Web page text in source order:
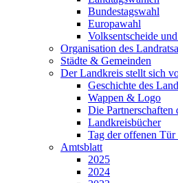
Bundestagswahl
Europawahl
Volksentscheide
Organisation des
Städte & Gemeinden
Der Landkreis stellt sich
Geschichte des
Wappen & Logo
Die Partnerschaften
Landkreisbücher
Tag der offenen Tür
Amtsblatt
2025
2024